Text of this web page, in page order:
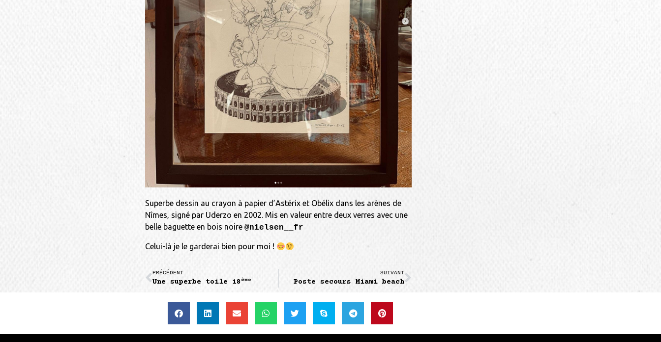
Superbe dessin au crayon à papier d’Astérix et Obélix dans les arènes de
Nîmes, signé par Uderzo en 2002. Mis en valeur entre deux verres avec une
belle baguette en bois noire @nielsen__fr
Celui-là je le garderai bien pour moi !
PRÉCÉDENT
Une superbe toile 18 ème
SUIVANT
Poste secours Miami beach